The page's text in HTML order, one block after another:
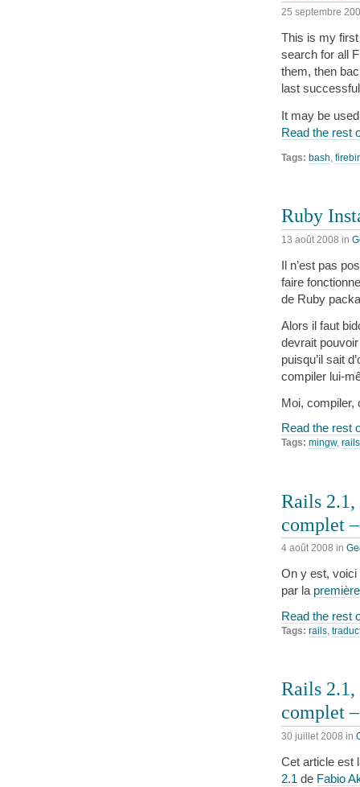
25 septembre
This is my
search for all
them, then
last
It may be
Read the rest
Tags: bash
Ruby
13 août 2008 in
Il n’est pas
faire
de Ruby
Alors il faut
devrait
puisqu’il sait
compiler lui-
Moi, compiler,
Read the rest
Tags: mingw, rails
Rails
complet
4 août 2008 in
On y est,
par la
Read the rest
Tags: rails
Rails
complet
30 juillet 2008 in
Cet article est
2.1 de Fabio